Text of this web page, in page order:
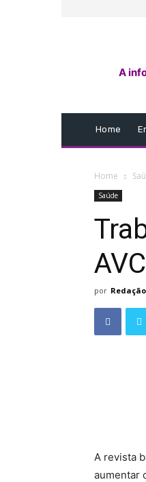
A
Home
Home
Saúde
AVC
por Redação
A revista
aumentar